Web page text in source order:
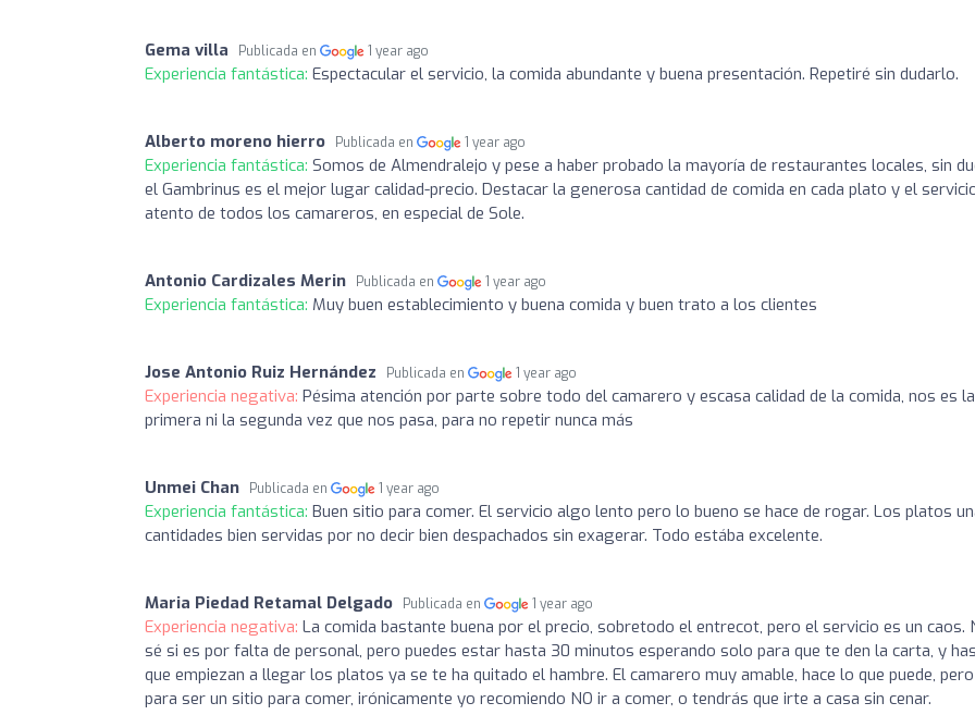
Gema villa Publicada en 1 year ago
Experiencia fantástica: Espectacular el servicio, la comida abundante y buena presentación. Repetiré sin dudarlo.
Alberto moreno hierro Publicada en 1 year ago
Experiencia fantástica: Somos de Almendralejo y pese a haber probado la mayoría de restaurantes locales, sin
el Gambrinus es el mejor lugar calidad-precio. Destacar la generosa cantidad de comida en cada plato y el
atento de todos los camareros, en especial de Sole.
Antonio Cardizales Merin Publicada en 1 year ago
Experiencia fantástica: Muy buen establecimiento y buena comida y buen trato a los clientes
Jose Antonio Ruiz Hernández Publicada en 1 year ago
Experiencia negativa: Pésima atención por parte sobre todo del camarero y escasa calidad de la comida, nos es la
primera ni la segunda vez que nos pasa, para no repetir nunca más
Unmei Chan Publicada en 1 year ago
Experiencia fantástica: Buen sitio para comer. El servicio algo lento pero lo bueno se hace de rogar. Los platos
cantidades bien servidas por no decir bien despachados sin exagerar. Todo estába excelente.
Maria Piedad Retamal Delgado Publicada en 1 year ago
Experiencia negativa: La comida bastante buena por el precio, sobretodo el entrecot, pero el servicio es un caos.
sé si es por falta de personal, pero puedes estar hasta 30 minutos esperando solo para que te den la carta, y
que empiezan a llegar los platos ya se te ha quitado el hambre. El camarero muy amable, hace lo que puede, pero
para ser un sitio para comer, irónicamente yo recomiendo NO ir a comer, o tendrás que irte a casa sin cenar.